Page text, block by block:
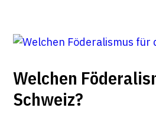
Welchen
Schweiz?